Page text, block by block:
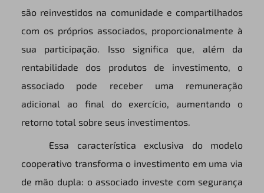
são reinvestidos na comunidade e compartilhados
com os próprios associados, proporcionalmente à
sua participação. Isso significa que, além da
rentabilidade dos produtos de investimento, o
associado pode receber uma remuneração
adicional ao final do exercício, aumentando o
retorno total sobre seus investimentos.
Essa característica exclusiva do modelo
cooperativo transforma o investimento em uma via
de mão dupla: o associado investe com segurança